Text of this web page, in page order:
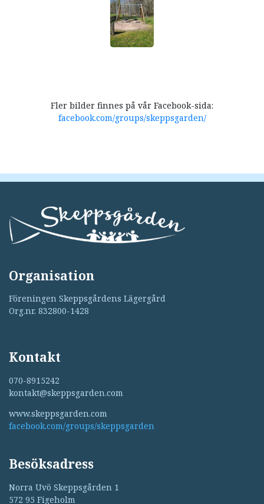
Fler bilder finnes på vår Facebook-sida:
facebook.com/groups/skeppsgarden/
Organisation
Föreningen Skeppsgårdens Lägergård
Org.nr. 832800-1428
Kontakt
070-8915242
kontakt@skeppsgarden.com
www.skeppsgarden.com
facebook.com/groups/skeppsgarden
Besöksadress
Norra Uvö Skeppsgården 1
572 95 Figeholm